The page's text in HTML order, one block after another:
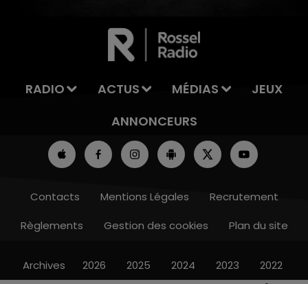
LA TEAM DE L'ÉTÉ
RADIO ACTUS MÉDIAS
JEUX
ANNONCEURS
Contacts Mentions Légales
Recrutement
Règlements
Gestion des cookies Plan du site
Archives 2026 2025 2024 2023 2022